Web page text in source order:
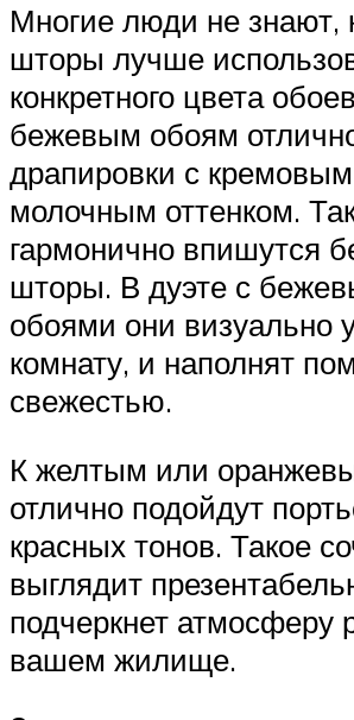
Многие люди не знают,
шторы лучше
конкретного цвета
бежевым обоям
драпировки с
молочным оттенком.
гармонично впишутся
шторы. В дуэте с
обоями они визуально
комнату, и наполнят
свежестью.
К желтым или
отлично подойдут
красных тонов. Такое
выглядит
подчеркнет атмосферу
вашем жилище.